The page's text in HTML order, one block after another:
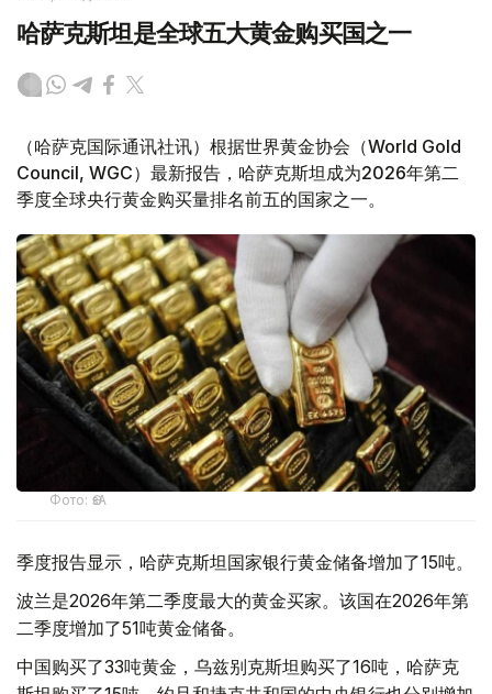
哈萨克斯坦是全球五大黄金购买国之一
（哈萨克国际通讯社讯）根据世界黄金协会（World Gold
Council, WGC）最新报告，哈萨克斯坦成为2026年第二
季度全球央行黄金购买量排名前五的国家之一。
Фото: ӨзА
季度报告显示，哈萨克斯坦国家银行黄金储备增加了15吨。
波兰是2026年第二季度最大的黄金买家。该国在2026年第
二季度增加了51吨黄金储备。
中国购买了33吨黄金，乌兹别克斯坦购买了16吨，哈萨克